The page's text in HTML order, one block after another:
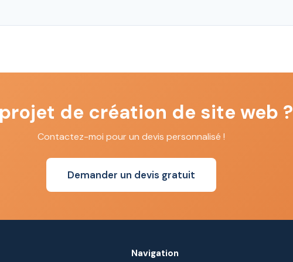
de création de site web ?
Contactez-moi pour un devis personnalisé !
Demander un devis gratuit
Navigation